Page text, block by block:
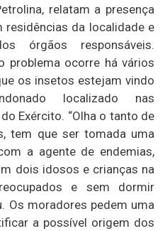
relatam a presença
residências da localidade e
órgãos responsáveis.
problema ocorre há vários
os insetos estejam vindo
localizado nas
Exército. “Olha o tanto de
tem que ser tomada uma
a agente de endemias,
dois idosos e crianças na
e sem dormir
Os moradores pedem uma
a possível origem dos